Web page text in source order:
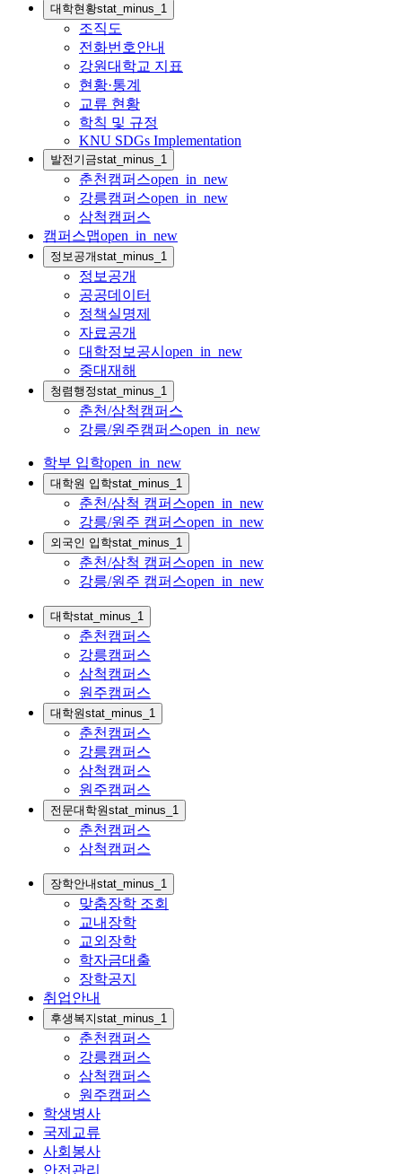
대학현황stat_minus_1
조직도
전화번호안내
강원대학교 지표
현황·통계
교류 현황
학칙 및 규정
KNU SDGs Implementation
발전기금stat_minus_1
춘천캠퍼스open_in_new
강릉캠퍼스open_in_new
삼척캠퍼스
캠퍼스맵open_in_new
정보공개stat_minus_1
정보공개
공공데이터
정책실명제
자료공개
대학정보공시 open_in_new
중대재해
청렴행정stat_minus_1
춘천/삼척캠퍼스
강릉/원주캠퍼스open_in_new
학부 입학open_in_new
대학원 입학stat_minus_1
춘천/삼척 캠퍼스open_in_new
강릉/원주 캠퍼스open_in_new
외국인 입학stat_minus_1
춘천/삼척 캠퍼스open_in_new
강릉/원주 캠퍼스open_in_new
대학stat_minus_1
춘천캠퍼스
강릉캠퍼스
삼척캠퍼스
원주캠퍼스
대학원stat_minus_1
춘천캠퍼스
강릉캠퍼스
삼척캠퍼스
원주캠퍼스
전문대학원stat_minus_1
춘천캠퍼스
삼척캠퍼스
장학안내stat_minus_1
맞춤장학 조회
교내장학
교외장학
학자금대출
장학공지
취업안내
후생복지stat_minus_1
춘천캠퍼스
강릉캠퍼스
삼척캠퍼스
원주캠퍼스
학생병사
국제교류
사회봉사
안전관리